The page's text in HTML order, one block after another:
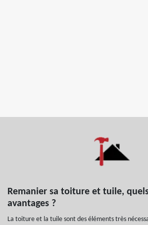
Remanier sa toiture et tuile,
avantages ?
La toiture et la tuile sont des éléments très